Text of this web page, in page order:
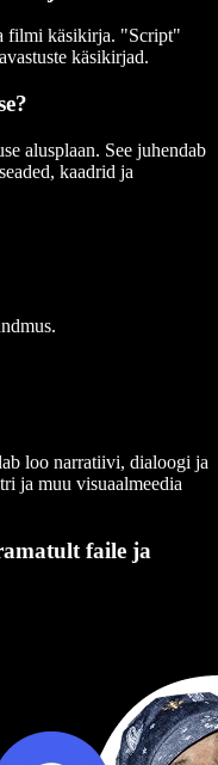
filmi käsikirja. "Script"
käsikirjad.
alusplaan. See juhendab
kaadrid ja
loo narratiivi, dialoogi ja
ja muu visuaalmeedia
faile ja